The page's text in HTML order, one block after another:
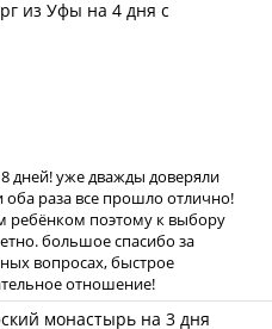
дней! уже дважды доверяли
раза все прошло отлично!
ребёнком поэтому к выбору
большое спасибо за
вопросах, быстрое
отношение!